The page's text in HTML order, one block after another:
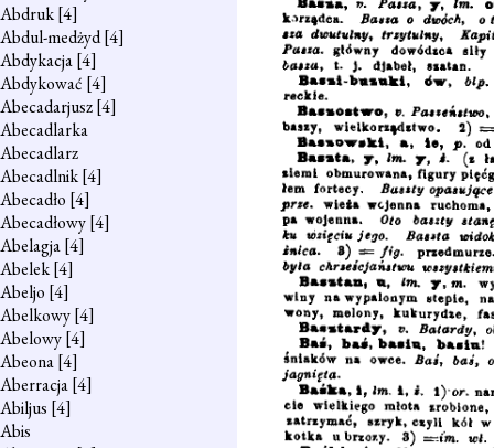
Abdruk[4]
Abdul-medżyd[4]
Abdykacja[4]
Abdykować [4]
Abecadarjusz[4]
Abecadlarka
Abecadlarz
Abecadlnik[4]
Abecadło [4]
Abecadłowy[4]
Abelagja[4]
Abelek[4]
Abeljo [4]
Abelkowy[4]
Abelowy[4]
Abeona[4]
Aberracja[4]
Abiljus [4]
Abis